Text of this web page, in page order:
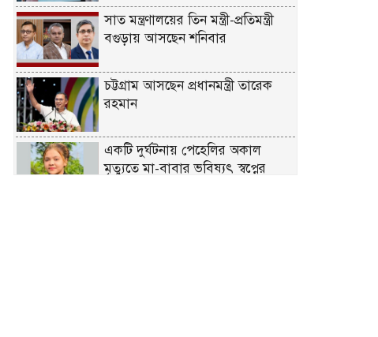
সাত মন্ত্রণালয়ের তিন মন্ত্রী-প্রতিমন্ত্রী
বগুড়ায় আসছেন শনিবার
চট্টগ্রাম আসছেন প্রধানমন্ত্রী তারেক
রহমান
একটি দুর্ঘটনায় পেহেলির অকাল
মৃত্যুতে মা-বাবার ভবিষ্যৎ স্বপ্নের